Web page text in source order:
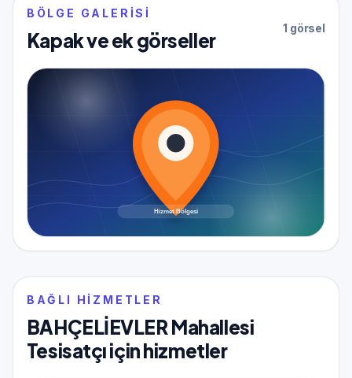
BÖLGE GALERISI
Kapak ve ek görseller
1 görsel
BAĞLI HIZMETLER
BAHÇELİEVLER Mahallesi
Tesisatçı için hizmetler